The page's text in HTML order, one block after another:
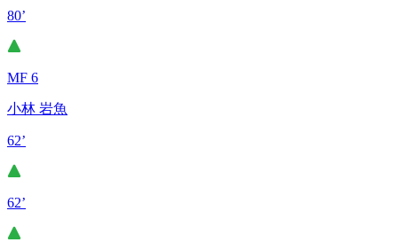
80’
MF 6
小林 岩魚
62’
62’